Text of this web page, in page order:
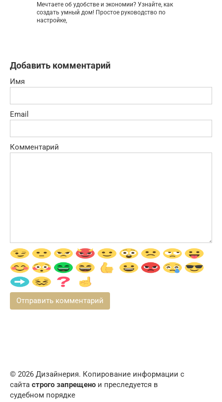
Мечтаете об удобстве и экономии? Узнайте, как
создать умный дом! Простое руководство по
настройке,
Добавить комментарий
Имя
Email
Комментарий
© 2026 Дизайнерия. Копирование информации с
сайта строго запрещено и преследуется в
судебном порядке